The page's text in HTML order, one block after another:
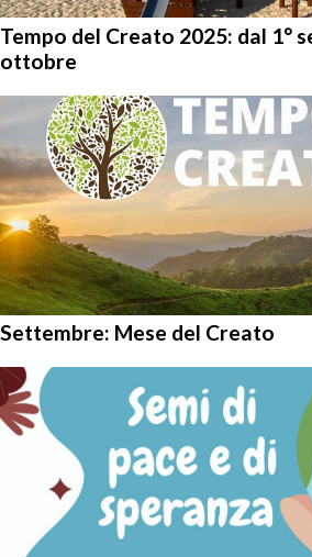
Tempo del Creato 2025: dal 1°
ottobre
Settembre: Mese del Creato